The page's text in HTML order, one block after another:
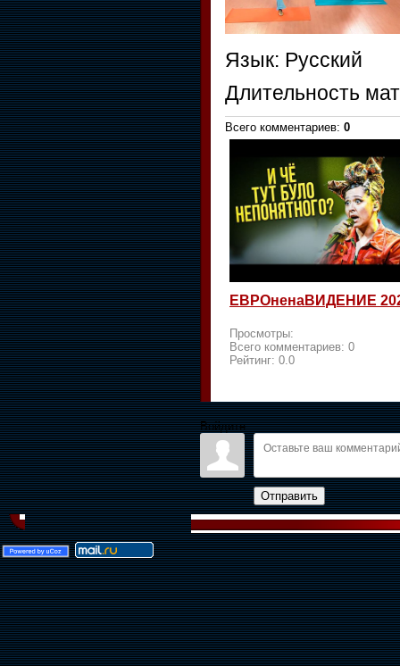
Язык: Русский
Длительность
Всего комментариев: 0
ЕВРОненаВИДЕНИЕ
Просмотры:
Всего комментариев: 0
Рейтинг: 0.0
Войдите:
Отправить